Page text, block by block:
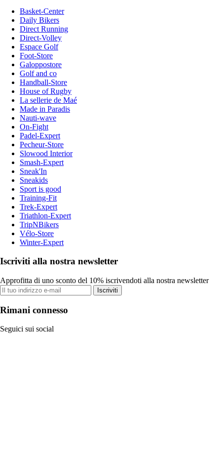
Basket-Center
Daily Bikers
Direct Running
Direct-Volley
Espace Golf
Foot-Store
Galoppostore
Golf and co
Handball-Store
House of Rugby
La sellerie de Maé
Made in Paradis
Nauti-wave
On-Fight
Padel-Expert
Pecheur-Store
Slowood Interior
Smash-Expert
Sneak'In
Sneakids
Sport is good
Training-Fit
Trek-Expert
Triathlon-Expert
TripNBikers
Vélo-Store
Winter-Expert
Iscriviti alla nostra newsletter
Approfitta di uno sconto del 10% iscrivendoti alla nostra newsletter
Iscriviti
Rimani connesso
Seguici sui social